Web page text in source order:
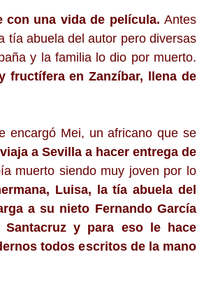
con una vida de película. Antes
tía abuela del autor pero diversas
y la familia lo dio por muerto.
fructífera en Zanzíbar, llena de
encargó Mei, un africano que se
a Sevilla a hacer entrega de
muerto siendo muy joven por lo
Luisa, la tía abuela del
a su nieto Fernando García
y para eso le hace
todos escritos de la mano